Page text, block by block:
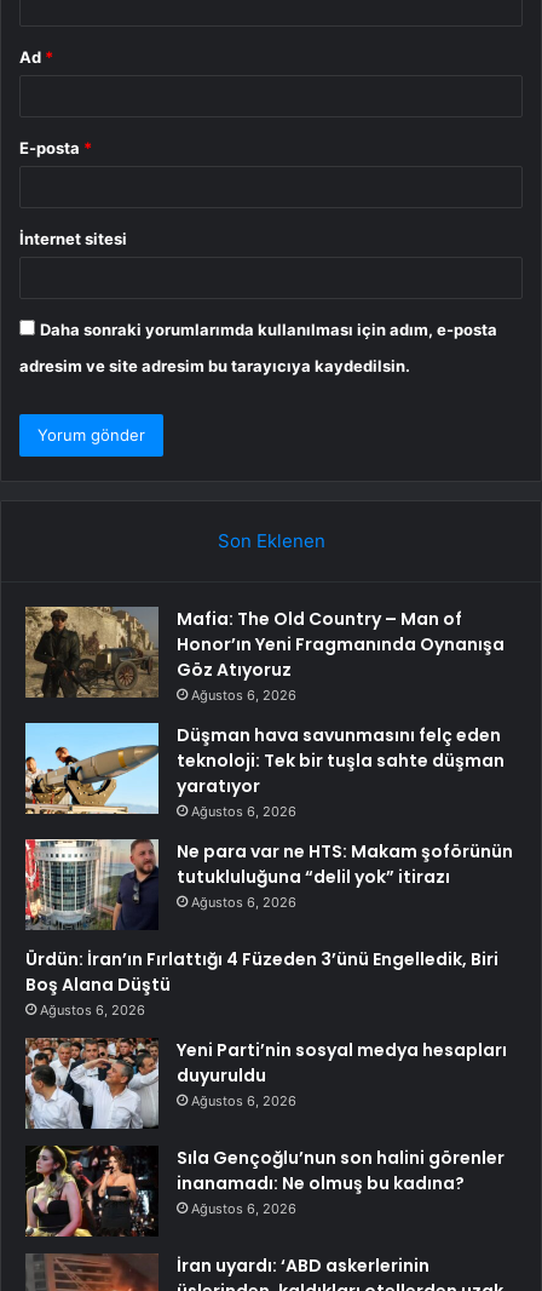
Ad *
E-posta *
İnternet sitesi
Daha sonraki yorumlarımda kullanılması için adım, e-posta
adresim ve site adresim bu tarayıcıya kaydedilsin.
Son Eklenen
Mafia: The Old Country – Man of
Honor’ın Yeni Fragmanında Oynanışa
Göz Atıyoruz
Ağustos 6, 2026
Düşman hava savunmasını felç eden
teknoloji: Tek bir tuşla sahte düşman
yaratıyor
Ağustos 6, 2026
Ne para var ne HTS: Makam şoförünün
tutukluluğuna “delil yok” itirazı
Ağustos 6, 2026
Ürdün: İran’ın Fırlattığı 4 Füzeden 3’ünü Engelledik, Biri
Boş Alana Düştü
Ağustos 6, 2026
Yeni Parti’nin sosyal medya hesapları
duyuruldu
Ağustos 6, 2026
Sıla Gençoğlu’nun son halini görenler
inanamadı: Ne olmuş bu kadına?
Ağustos 6, 2026
İran uyardı: ‘ABD askerlerinin